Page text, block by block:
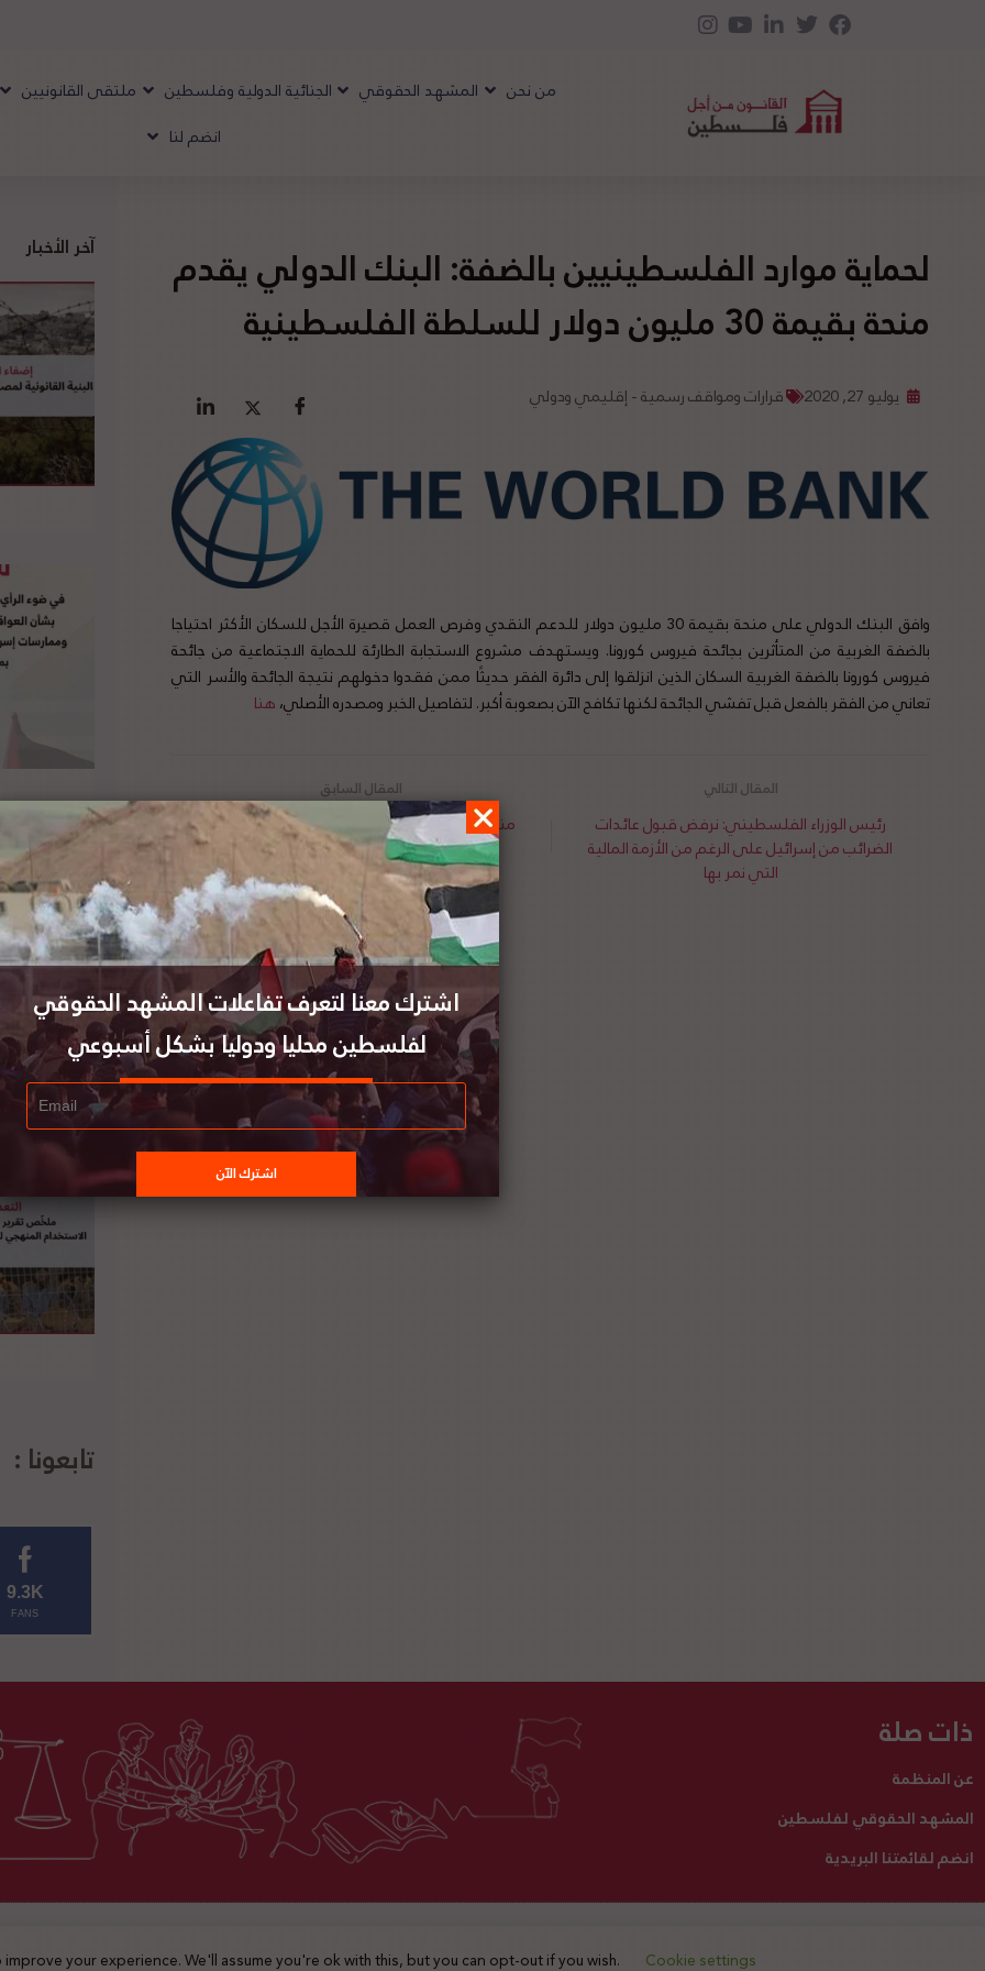
من نحن المشهد الحقوقي الجنائية الدولية وفلسطين ملتقى القانونيين
انضم لنا
لحماية موارد الفلسطينيين بالضفة: البنك الدولي يقدم
منحة بقيمة 30 مليون دولار للسلطة الفلسطينية
يوليو 27, 2020 قرارات ومواقف رسمية - إقليمي ودولي
وافق البنك الدولي على منحة بقيمة 30 مليون دولار للدعم النقدي وفرص العمل قصيرة الأجل للسكان الأكثر احتياجا
بالضفة الغربية من المتأثرين بجائحة فيروس كورونا. ويستهدف مشروع الاستجابة الطارئة للحماية الاجتماعية من جائحة
فيروس كورونا بالضفة الغربية السكان الذين انزلقوا إلى دائرة الفقر حديثًا ممن فقدوا دخولهم نتيجة الجائحة والأسر التي
تعاني من الفقر بالفعل قبل تفشي الجائحة لكنها تكافح الآن بصعوبة أكبر. لتفاصيل الخبر ومصدره الأصلي،هنا
منظمة غيشا: إسرائيل ترفض قبول طلبات السفر
من غزة باستثناء الحالات الطبية العاجلة
رئيس الوزراء الفلسطيني: نرفض قبول عائدات
الضرائب من إسرائيل على الرغم من الأزمة المالية
التي نمر بها
آخر الأخبار
تابعونا :
9.3K
FANS
ذات صلة
عن المنظمة
المشهد الحقوقي لفلسطين
انضم لقائمتنا البريدية
اتصل بنا تبرع لنا 2025 © جميع الحقوق محفوظة
your experience. We'll assume you're ok with this, but you can opt-out if you wish. Cookie settings
اشترك معنا لتعرف تفاعلات المشهد الحقوقي
لفلسطين محليا ودوليا بشكل أسبوعي